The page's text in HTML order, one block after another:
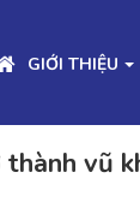
GIỚI THIỆU
vũ